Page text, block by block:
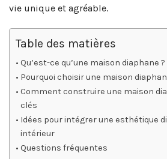
vie unique et agréable.
Table des matières
Qu’est-ce qu’une maison diaphane ?
Pourquoi choisir une maison
Comment construire une maison
clés
Idées pour intégrer une esthétique
intérieur
Questions fréquentes